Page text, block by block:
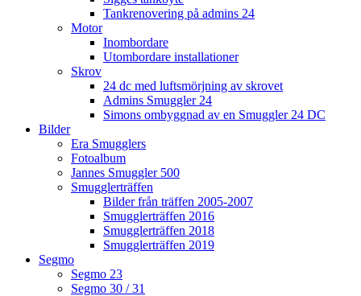
Tankrenovering på admins 24
Motor
Inombordare
Utombordare installationer
Skrov
24 dc med luftsmörjning av skrovet
Admins Smuggler 24
Simons ombyggnad av en Smuggler 24 DC
Bilder
Era Smugglers
Fotoalbum
Jannes Smuggler 500
Smugglerträffen
Bilder från träffen 2005-2007
Smugglerträffen 2016
Smugglerträffen 2018
Smugglerträffen 2019
Segmo
Segmo 23
Segmo 30 / 31